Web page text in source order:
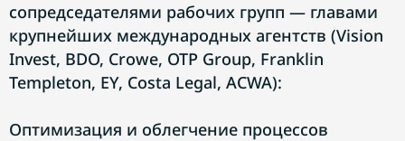
сопредседателями рабочих групп — главами
крупнейших международных агентств (Vision
Invest, BDO, Crowe, OTP Group, Franklin
Templeton, EY, Costa Legal, ACWA):
Оптимизация и облегчение процессов